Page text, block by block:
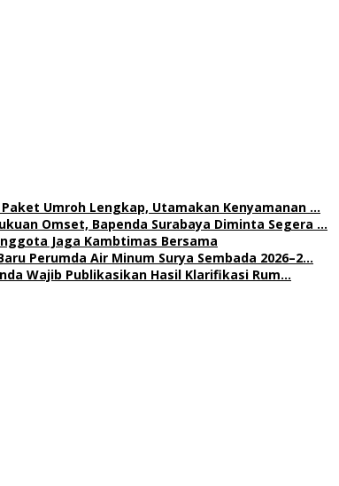
Umroh Lengkap, Utamakan Kenyamanan …
Omset, Bapenda Surabaya Diminta Segera …
Jaga Kambtimas Bersama
Perumda Air Minum Surya Sembada 2026–2…
Wajib Publikasikan Hasil Klarifikasi Rum…